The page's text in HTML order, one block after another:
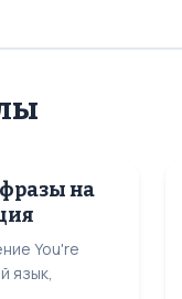
на
You're
язык,